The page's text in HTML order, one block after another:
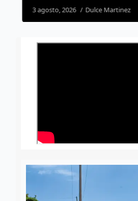
3 agosto, 2026 Dulce Martinez